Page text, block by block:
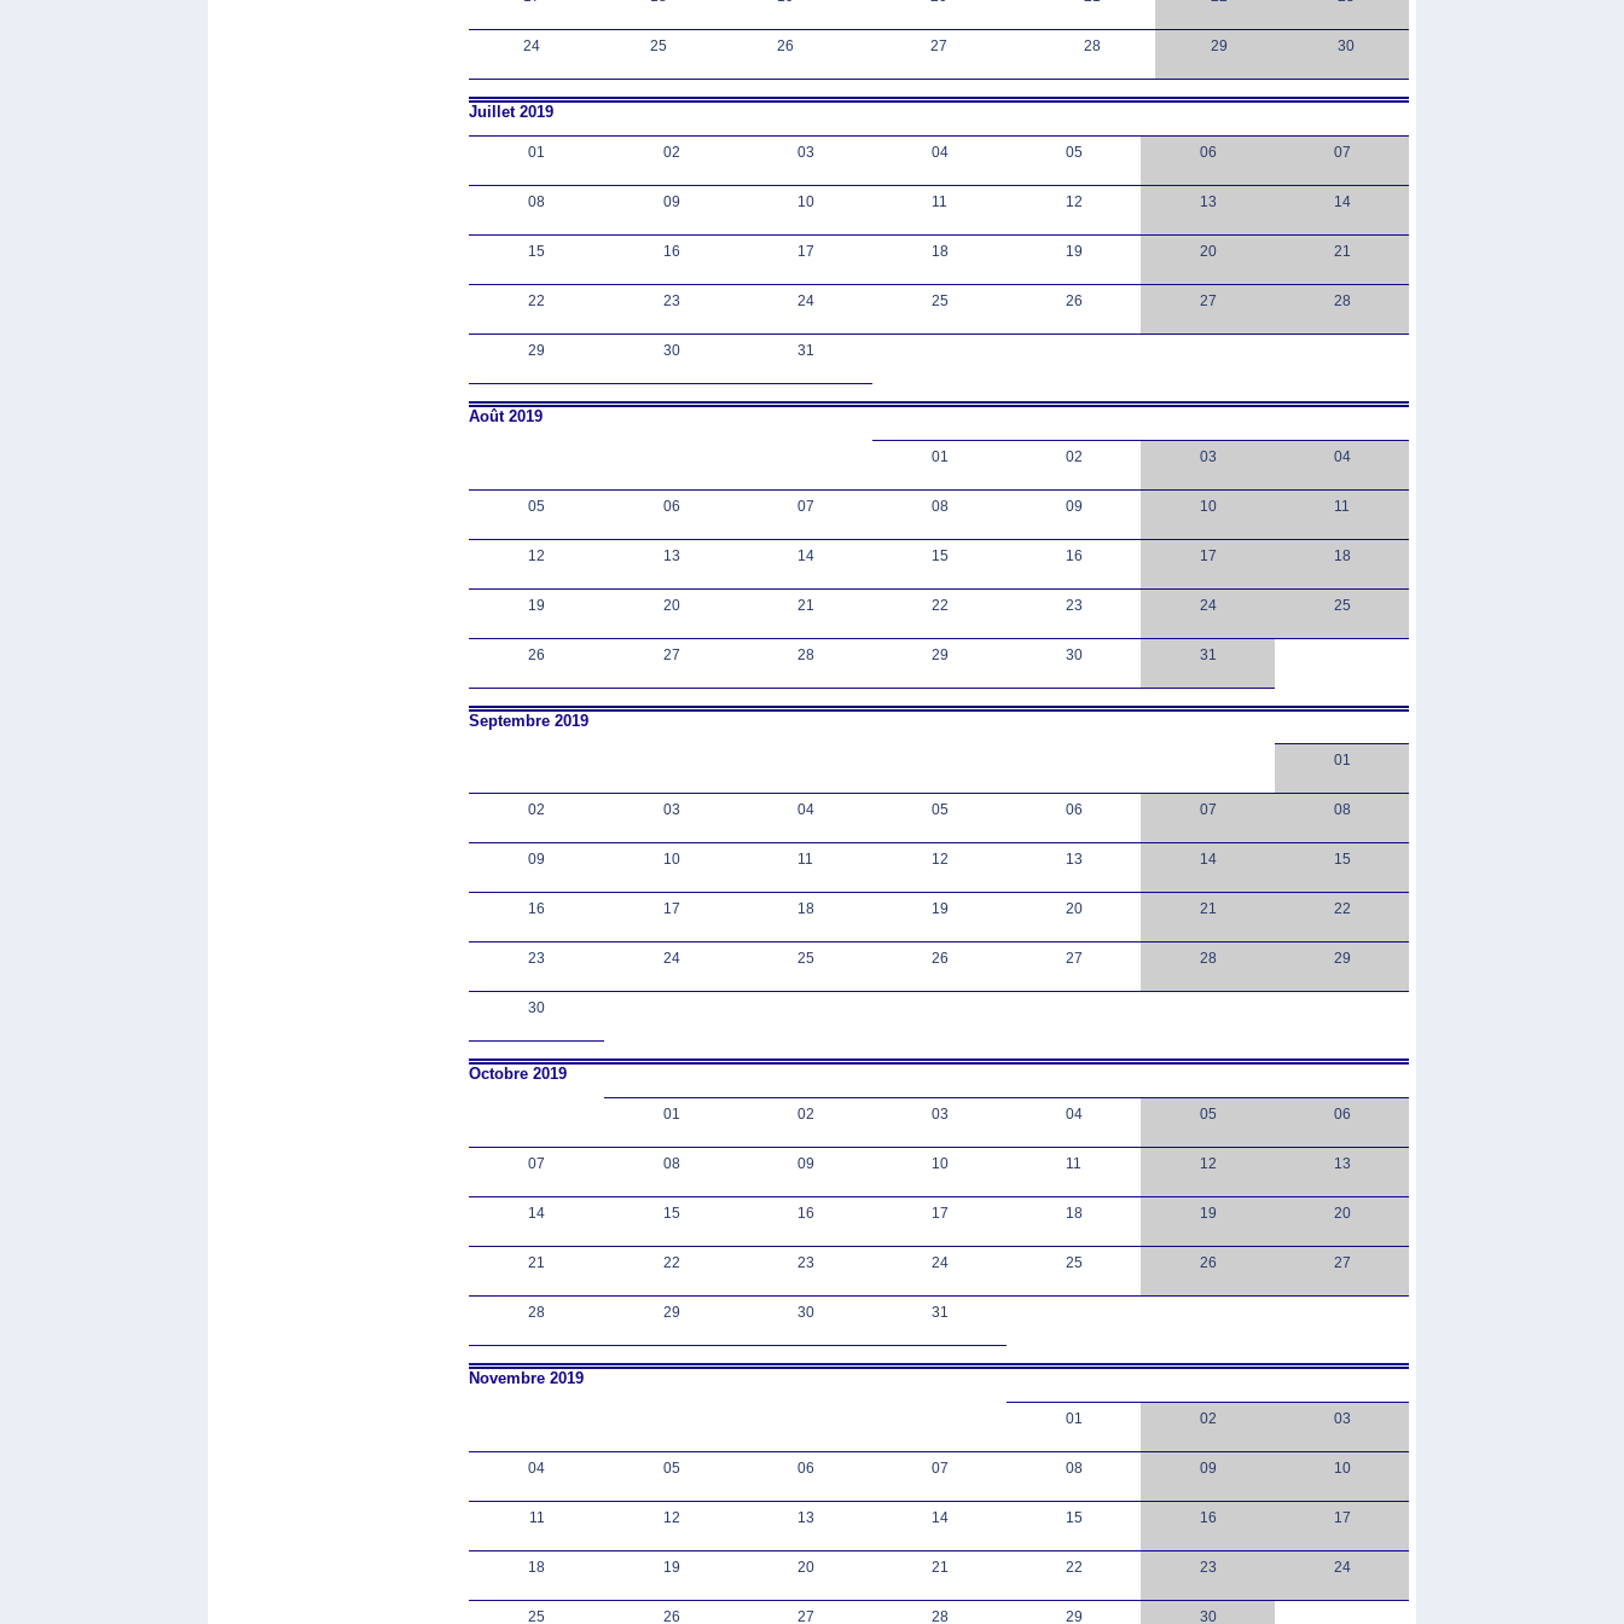
24 25 26 27 28 29 30
Juillet 2019
01 02 03 04 05 06 07
08 09 10 11 12 13 14
15 16 17 18 19 20 21
22 23 24 25 26 27 28
29 30 31
Août 2019
01 02 03 04
05 06 07 08 09 10 11
12 13 14 15 16 17 18
19 20 21 22 23 24 25
26 27 28 29 30 31
Septembre 2019
01
02 03 04 05 06 07 08
09 10 11 12 13 14 15
16 17 18 19 20 21 22
23 24 25 26 27 28 29
30
Octobre 2019
01 02 03 04 05 06
07 08 09 10 11 12 13
14 15 16 17 18 19 20
21 22 23 24 25 26 27
28 29 30 31
Novembre 2019
01 02 03
04 05 06 07 08 09 10
11 12 13 14 15 16 17
18 19 20 21 22 23 24
25 26 27 28 29 30